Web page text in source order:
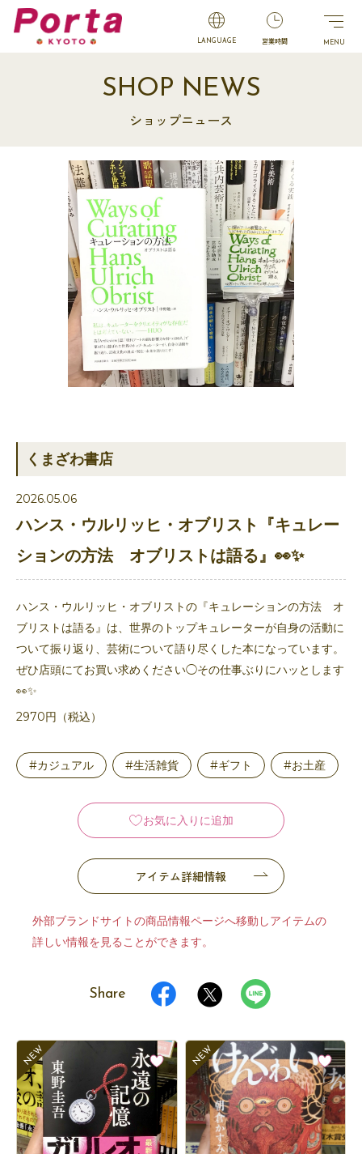
LANGUAGE 営業時間
SHOP NEWS
ショップニュース
くまざわ書店
2026.05.06
ハンス・ウルリッヒ・オブリスト『キュレー
ションの方法 オブリストは語る』👀✨
ハンス・ウルリッヒ・オブリストの『キュレーションの方法 オ
ブリストは語る』は、世界のトップキュレーターが自身の活動に
ついて振り返り、芸術について語り尽くした本になっています。
ぜひ店頭にてお買い求めください◯その仕事ぶりにハッとします
👀✨
2970円（税込）
#カジュアル #生活雑貨 #ギフト #お土産
お気に入りに追加
アイテム詳細情報
外部ブランドサイトの商品情報ページへ移動しアイテムの
詳しい情報を見ることができます。
Share